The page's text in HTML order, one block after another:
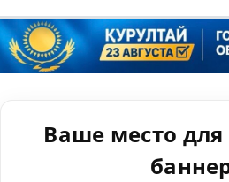
Ваше место